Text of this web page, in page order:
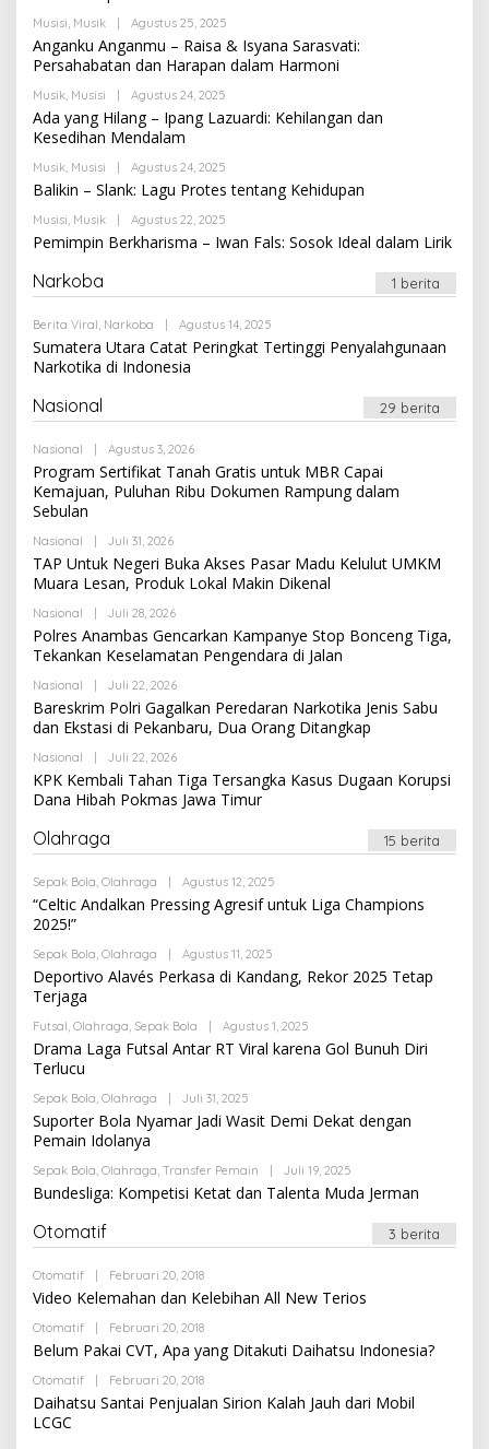
Musisi, Musik Agustus 25, 2025
Anganku Anganmu – Raisa & Isyana Sarasvati:
Persahabatan dan Harapan dalam Harmoni
Musik, Musisi Agustus 24, 2025
Newssportsaz_0q4zf1
Ada yang Hilang – Ipang Lazuardi: Kehilangan dan
Kesedihan Mendalam
Musik, Musisi Agustus 24, 2025
Newssportsaz_0q4zf1
Balikin – Slank: Lagu Protes tentang Kehidupan
Musisi, Musik Agustus 22, 2025
Newssportsaz_0q4zf1
Pemimpin Berkharisma – Iwan Fals: Sosok Ideal dalam Lirik
Narkoba 1 berita
Berita Viral, Narkoba Agustus 14, 2025
Newssportsaz_0q4zf1
Sumatera Utara Catat Peringkat Tertinggi Penyalahgunaan
Narkotika di Indonesia
Nasional 29 berita
Nasional Agustus 3, 2026Oleh
Newssportsaz_0q4zf1
Program Sertifikat Tanah Gratis untuk MBR Capai
Kemajuan, Puluhan Ribu Dokumen Rampung dalam
Sebulan
Nasional Juli 31, 2026Oleh
Newssportsaz_0q4zf1
TAP Untuk Negeri Buka Akses Pasar Madu Kelulut UMKM
Muara Lesan, Produk Lokal Makin Dikenal
Nasional Juli 28, 2026Oleh
Newssportsaz_0q4zf1
Polres Anambas Gencarkan Kampanye Stop Bonceng Tiga,
Tekankan Keselamatan Pengendara di Jalan
Nasional Juli 22, 2026Oleh
Newssportsaz_0q4zf1
Bareskrim Polri Gagalkan Peredaran Narkotika Jenis Sabu
dan Ekstasi di Pekanbaru, Dua Orang Ditangkap
Nasional Juli 22, 2026Oleh
Newssportsaz_0q4zf1
KPK Kembali Tahan Tiga Tersangka Kasus Dugaan Korupsi
Dana Hibah Pokmas Jawa Timur
Olahraga 15 berita
Sepak Bola, Olahraga Agustus 12, 2025
Newssportsaz_0q4zf1
“Celtic Andalkan Pressing Agresif untuk Liga Champions
2025!”
Sepak Bola, Olahraga Agustus 11, 2025
Newssportsaz_0q4zf1
Deportivo Alavés Perkasa di Kandang, Rekor 2025 Tetap
Terjaga
Futsal, Olahraga, Sepak Bola Agustus 1, 2025
Newssportsaz_0q4zf1
Drama Laga Futsal Antar RT Viral karena Gol Bunuh Diri
Terlucu
Sepak Bola, Olahraga Juli 31, 2025
Newssportsaz_0q4zf1
Suporter Bola Nyamar Jadi Wasit Demi Dekat dengan
Pemain Idolanya
Sepak Bola, Olahraga, Transfer Pemain Juli 19, 2025
Newssportsaz_0q4zf1
Bundesliga: Kompetisi Ketat dan Talenta Muda Jerman
Otomatif 3 berita
Otomatif Februari 20, 2018Oleh
Newssportsaz_0q4zf1
Video Kelemahan dan Kelebihan All New Terios
Otomatif Februari 20, 2018Oleh
Newssportsaz_0q4zf1
Belum Pakai CVT, Apa yang Ditakuti Daihatsu Indonesia?
Otomatif Februari 20, 2018Oleh
Newssportsaz_0q4zf1
Daihatsu Santai Penjualan Sirion Kalah Jauh dari Mobil
LCGC